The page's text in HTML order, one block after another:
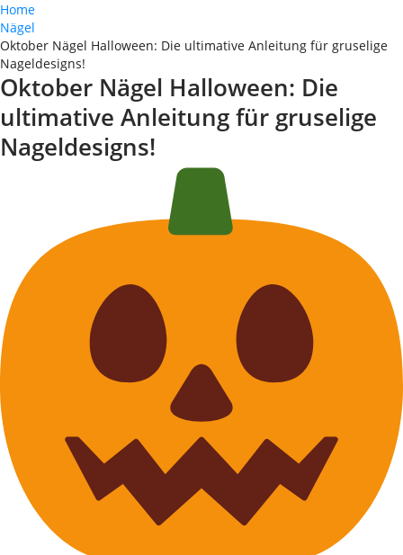
Home
Nägel
Oktober Nägel Halloween: Die ultimative Anleitung für gruselige
Nageldesigns!
Oktober Nägel Halloween: Die
ultimative Anleitung für gruselige
Nageldesigns!